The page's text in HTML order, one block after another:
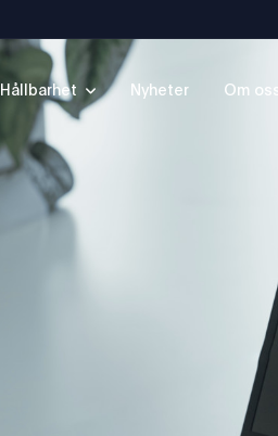
Hållbarhet Nyheter Om oss